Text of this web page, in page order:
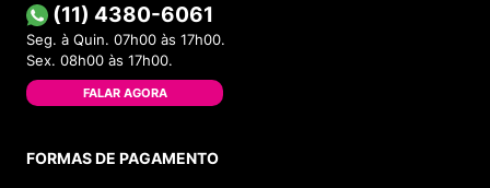
(11) 4380-6061
Seg. à Quin. 07h00 às 17h00.
Sex. 08h00 às 17h00.
FALAR AGORA
FORMAS DE PAGAMENTO